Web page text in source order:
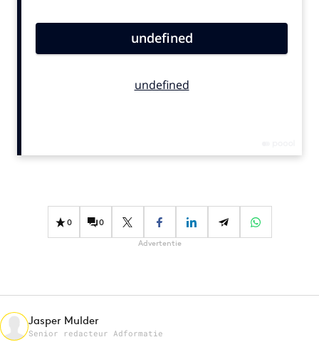
Carriere
Diversiteit
Interne communicatie
Martech
Media
0 0
Advertentie
Jasper Mulder
Senior redacteur Adformatie